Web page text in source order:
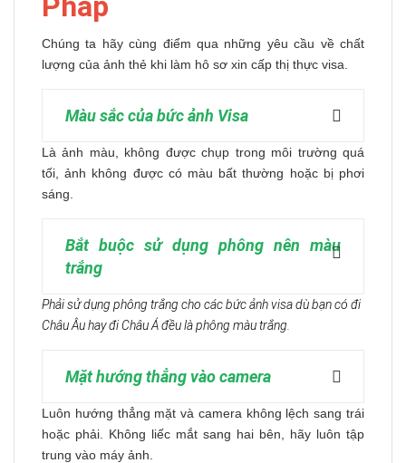
Chúng ta hãy cùng điểm qua những yêu cầu về chất
lượng của ảnh thẻ khi làm hô sơ xin cấp thị thực visa.
Màu sắc của bức ảnh Visa
Là ảnh màu, không được chụp trong môi trường quá
tối, ảnh không được có màu bất thường hoặc bị phơi
sáng.
Bắt buộc sử dụng phông nên màu
trắng
Phải sử dụng phông trắng cho các bức ảnh visa dù bạn có đi
Châu Âu hay đi Châu Á đều là phông màu trắng.
Mặt hướng thẳng vào camera
Luôn hướng thẳng mặt và camera không lệch sang trái
hoặc phải. Không liếc mắt sang hai bên, hãy luôn tập
trung vào máy ảnh.